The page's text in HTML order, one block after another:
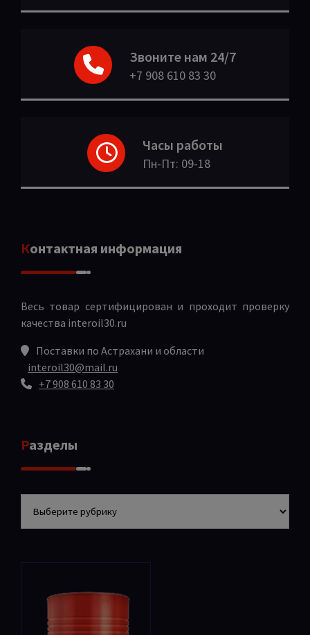
Звоните нам 24/7
+7 908 610 83 30
Часы работы
Пн-Пт: 09-18
Контактная информация
Весь товар сертифицирован и проходит проверку
качества interoil30.ru
Поставки по Астрахани и области
interoil30@mail.ru
+7 908 610 83 30
Разделы